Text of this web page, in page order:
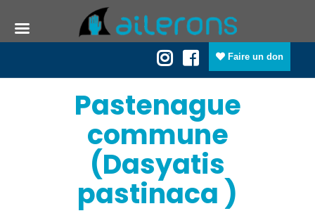
Faire un don
Pastenague
commune
(Dasyatis
pastinaca )